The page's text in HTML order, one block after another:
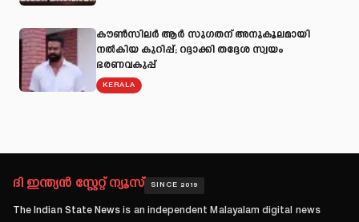
കൗൺസിലർ ആർ സുഗതന് അനുകൂലമായി
നല്‍കിയ കുറിപ്പ്; റദ്ദാക്കി തദ്ദേശ സ്വയം
ഭരണവകുപ്പ്
KERALA
ദി ഇന്ത്യൻ സ്റ്റേറ്റ് ന്യൂസ് SINCE 2019
The Indian State News is an independent Malayalam digital news